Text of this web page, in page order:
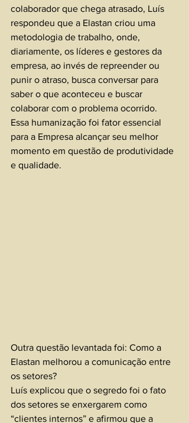
colaborador que chega atrasado, Luís
respondeu que a Elastan criou uma
metodologia de trabalho, onde,
diariamente, os líderes e gestores da
empresa, ao invés de repreender ou
punir o atraso, busca conversar para
saber o que aconteceu e buscar
colaborar com o problema ocorrido.
Essa humanização foi fator essencial
para a Empresa alcançar seu melhor
momento em questão de produtividade
e qualidade.
Outra questão levantada foi: Como a
Elastan melhorou a comunicação entre
os setores?
Luís explicou que o segredo foi o fato
dos setores se enxergarem como
“clientes internos” e afirmou que a